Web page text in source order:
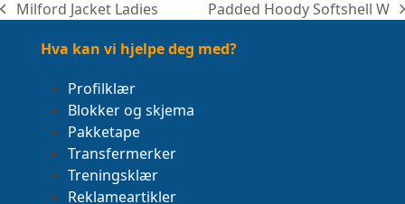
previous
Milford Jacket Ladies
next
post:
Padded Hoody Softshell W
Hva kan vi hjelpe deg med?
Profilklær
Blokker og skjema
Pakketape
Transfermerker
Treningsklær
Reklameartikler